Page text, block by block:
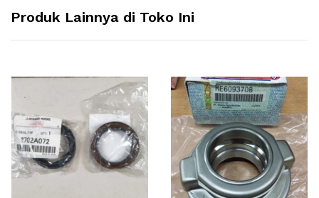
Produk Lainnya di Toko Ini